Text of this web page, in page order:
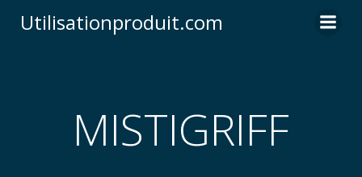
to
Utilisationproduit.com
MISTIGRIFF